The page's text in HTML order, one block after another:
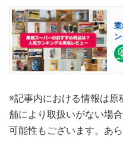
※記事内における情報は
舗により取扱いがない場
可能性もございます。あ